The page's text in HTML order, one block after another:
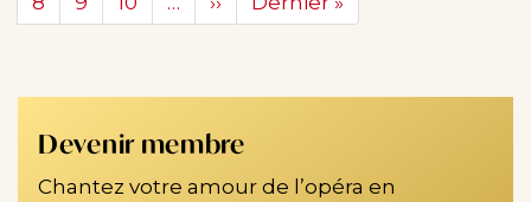
suivante
page
Devenir membre
Chantez votre amour de l’opéra en